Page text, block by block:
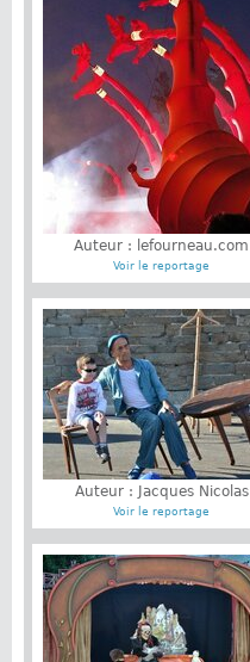
Auteur : lefourneau.com
Voir le reportage
Auteur : Jacques Nicolas
Voir le reportage